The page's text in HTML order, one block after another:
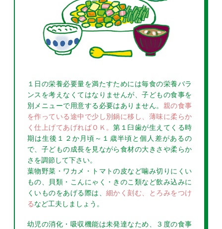
１日の栄養必要量を満たすためには毎食の栄養バラ
ンスを考えなくてはなりませんが、子どもの食事を
別メニューで用意する必要はありません。 親の食事
を作っている途中で少し別鍋に移し、薄味に柔らか
く仕上げてあげればＯＫ。第１臼歯が生えてくる時
期は生後１２か月頃～１歳半頃と個人差があるの
で、子どもの成長を見ながら食材の大きさや柔らか
さを調節して下さい。
葉物野菜・ワカメ・トマトの皮など噛み切りにくい
もの、貝類・こんにゃく・きのこ類など飲み込みに
くいものをあげる際は、 細かく刻む、とろみをつけ
るなど工夫しましょう。
幼児の消化・吸収機能は未発達なため、３度の食事